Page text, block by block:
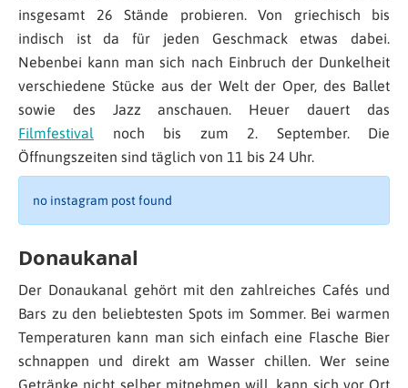
insgesamt 26 Stände probieren. Von griechisch bis
indisch ist da für jeden Geschmack etwas dabei.
Nebenbei kann man sich nach Einbruch der Dunkelheit
verschiedene Stücke aus der Welt der Oper, des Ballet
sowie des Jazz anschauen. Heuer dauert das
Filmfestival noch bis zum 2. September. Die
Öffnungszeiten sind täglich von 11 bis 24 Uhr.
no instagram post found
Donaukanal
Der Donaukanal gehört mit den zahlreiches Cafés und
Bars zu den beliebtesten Spots im Sommer. Bei warmen
Temperaturen kann man sich einfach eine Flasche Bier
schnappen und direkt am Wasser chillen. Wer seine
Getränke nicht selber mitnehmen will, kann sich vor Ort